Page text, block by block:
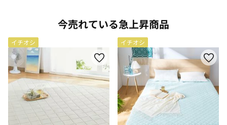
今売れている急上昇商品
イチオシ イチオシ